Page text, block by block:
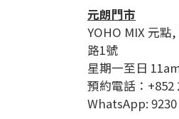
元朗門市
YOHO MIX 元點
路1號
星期一至日
預約電話：+852
WhatsApp: 9230